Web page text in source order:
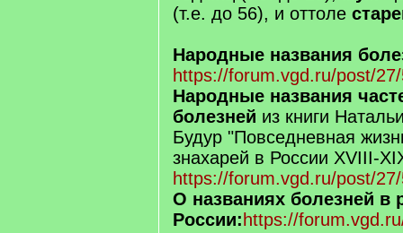
(т.е. до 56), и оттоле
Народные названия
https://forum.vgd.ru/post/
Народные названия
болезней из книги
Будур "Повседневная
знахарей в России XVIII-
https://forum.vgd.ru/post/
О названиях болезней в
России: https://